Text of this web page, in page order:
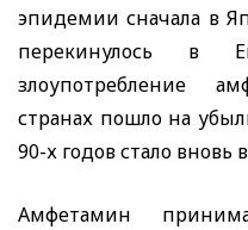
эпидемии сначала в
перекинулось в
злоупотребление
странах пошло на
90-х годов стало вновь
Амфетамин